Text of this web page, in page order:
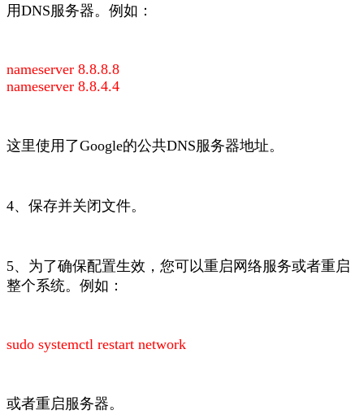
用DNS服务器。例如：
nameserver 8.8.8.8
nameserver 8.8.4.4
这里使用了Google的公共DNS服务器地址。
4、保存并关闭文件。
5、为了确保配置生效，您可以重启网络服务或者重启
整个系统。例如：
sudo systemctl restart network
或者重启服务器。